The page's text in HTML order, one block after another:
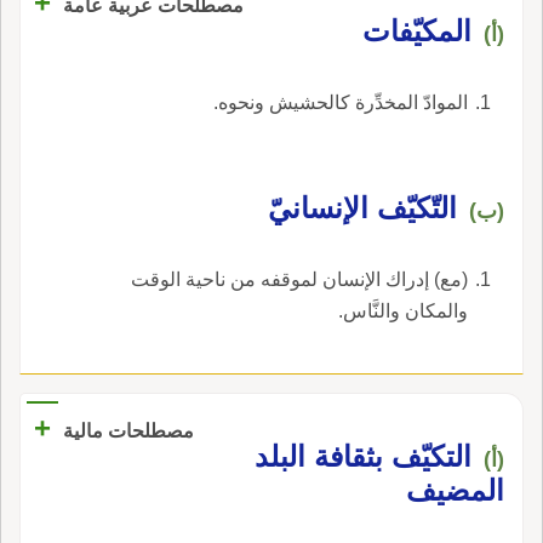
مصطلحات عربية عامة
(أ) المكيّفات
الموادّ المخدِّرة كالحشيش ونحوه.
(ب) التّكيّف الإنسانيّ
(مع) إدراك الإنسان لموقفه من ناحية الوقت
والمكان والنَّاس.
مصطلحات مالية +
(أ)
التكيّف بثقافة البلد
المضيف